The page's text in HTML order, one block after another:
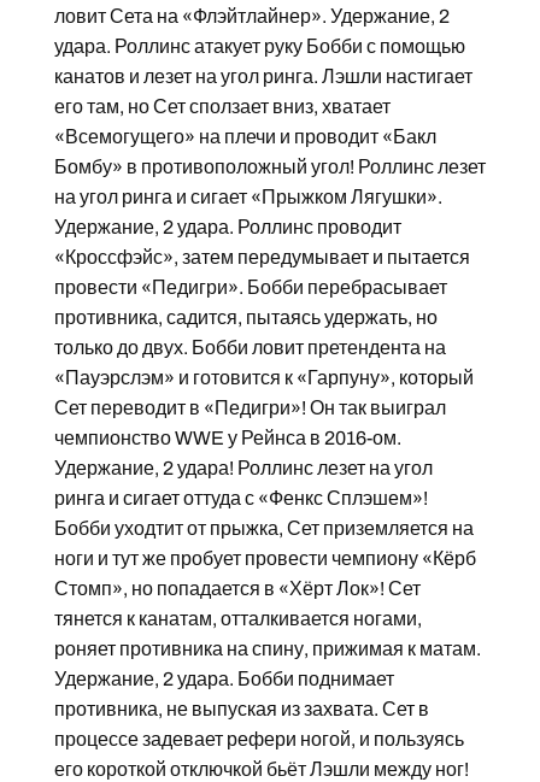
ловит Сета на «Флэйтлайнер». Удержание, 2
удара. Роллинс атакует руку Бобби с помощью
канатов и лезет на угол ринга. Лэшли настигает
его там, но Сет сползает вниз, хватает
«Всемогущего» на плечи и проводит «Бакл
Бомбу» в противоположный угол! Роллинс лезет
на угол ринга и сигает «Прыжком Лягушки».
Удержание, 2 удара. Роллинс проводит
«Кроссфэйс», затем передумывает и пытается
провести «Педигри». Бобби перебрасывает
противника, садится, пытаясь удержать, но
только до двух. Бобби ловит претендента на
«Пауэрслэм» и готовится к «Гарпуну», который
Сет переводит в «Педигри»! Он так выиграл
чемпионство WWE у Рейнса в 2016-ом.
Удержание, 2 удара! Роллинс лезет на угол
ринга и сигает оттуда с «Фенкс Сплэшем»!
Бобби уходтит от прыжка, Сет приземляется на
ноги и тут же пробует провести чемпиону «Кёрб
Стомп», но попадается в «Хёрт Лок»! Сет
тянется к канатам, отталкивается ногами,
роняет противника на спину, прижимая к матам.
Удержание, 2 удара. Бобби поднимает
противника, не выпуская из захвата. Сет в
процессе задевает рефери ногой, и пользуясь
его короткой отключкой бьёт Лэшли между ног!